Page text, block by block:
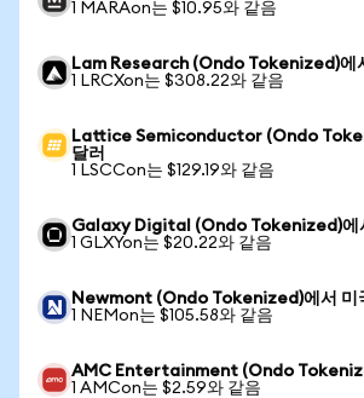
1 MARAon는 $10.95와 같음
Lam Research (Ondo Tokenized)에
1 LRCXon는 $308.22와 같음
Lattice Semiconductor (Ondo
달러
1 LSCCon는 $129.19와 같음
Galaxy Digital (Ondo Tokenized)에
1 GLXYon는 $20.22와 같음
Newmont (Ondo Tokenized)에서 미
1 NEMon는 $105.58와 같음
AMC Entertainment (Ondo
1 AMCon는 $2.59와 같음